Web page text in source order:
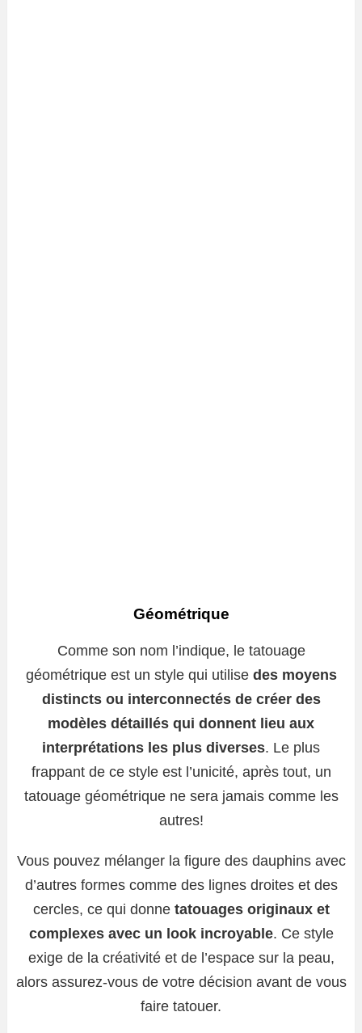
Géométrique
Comme son nom l’indique, le tatouage
géométrique est un style qui utilise des moyens
distincts ou interconnectés de créer des
modèles détaillés qui donnent lieu aux
interprétations les plus diverses. Le plus
frappant de ce style est l’unicité, après tout, un
tatouage géométrique ne sera jamais comme les
autres!
Vous pouvez mélanger la figure des dauphins avec
d’autres formes comme des lignes droites et des
cercles, ce qui donnetatouages ​​originaux et
complexes avec un look incroyable. Ce style
exige de la créativité et de l’espace sur la peau,
alors assurez-vous de votre décision avant de vous
faire tatouer.